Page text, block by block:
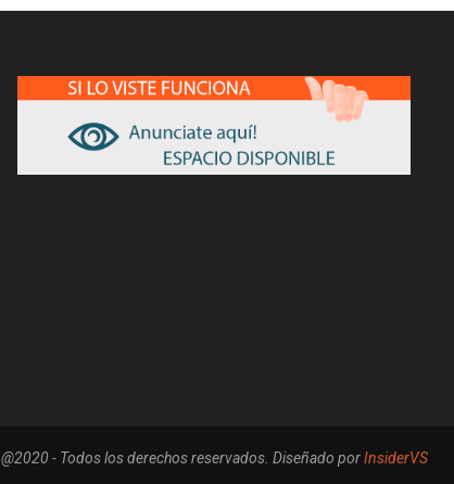
@2020 - Todos los derechos reservados. Diseñado porInsiderVS